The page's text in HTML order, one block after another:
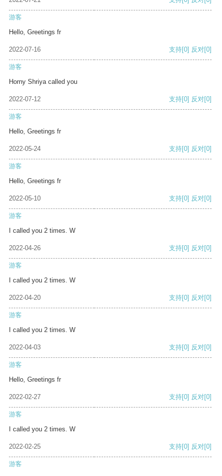
游客
Hello, Greetings fr
2022-07-16 支持[0] 反对[0]
游客
Horny Shriya called you
2022-07-12 支持[0] 反对[0]
游客
Hello, Greetings fr
2022-05-24 支持[0] 反对[0]
游客
Hello, Greetings fr
2022-05-10 支持[0] 反对[0]
游客
I called you 2 times. W
2022-04-26 支持[0] 反对[0]
游客
I called you 2 times. W
2022-04-20 支持[0] 反对[0]
游客
I called you 2 times. W
2022-04-03 支持[0] 反对[0]
游客
Hello, Greetings fr
2022-02-27 支持[0] 反对[0]
游客
I called you 2 times. W
2022-02-25 支持[0] 反对[0]
游客